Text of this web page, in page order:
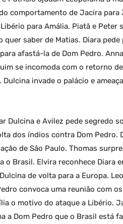
comportamento de Jacira
para Amália. Piatã e
quer saber de Matias. Diara
afastá-la de Dom Pedro.
se incomoda com o retorno
invade o palácio e
Dulcina e Avilez pede segredo
dos índios contra Dom Pedro.
de São Paulo. Thomas
o Brasil. Elvira reconhece Diara
de volta para a Europa.
convoca uma reunião com
o motivo do ataque a Libério.
a Dom Pedro que o Brasil está